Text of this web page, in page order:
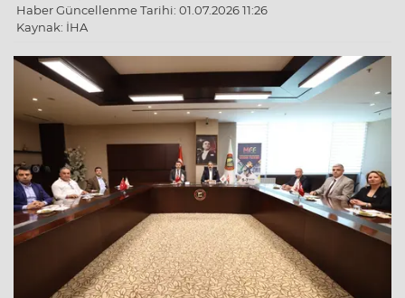
Haber Güncellenme Tarihi: 01.07.2026 11:26
Kaynak: İHA